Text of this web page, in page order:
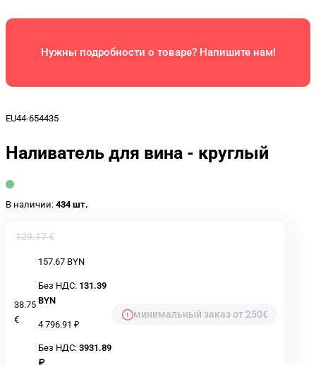
Нужны подробности о товаре? Напишите нам!
EU44-654435
Наливатель для вина - круглый
В наличии: 434 шт.
38.75
€
157.67 BYN
Без НДС: 131.39
BYN
4 796.91 ₽
Без НДС:3931.89
₽
минимальный заказ от 250€
129.17 €